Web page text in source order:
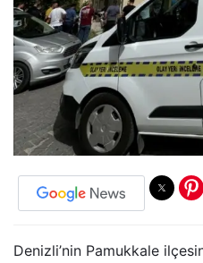
Denizli’nin Pamukkale